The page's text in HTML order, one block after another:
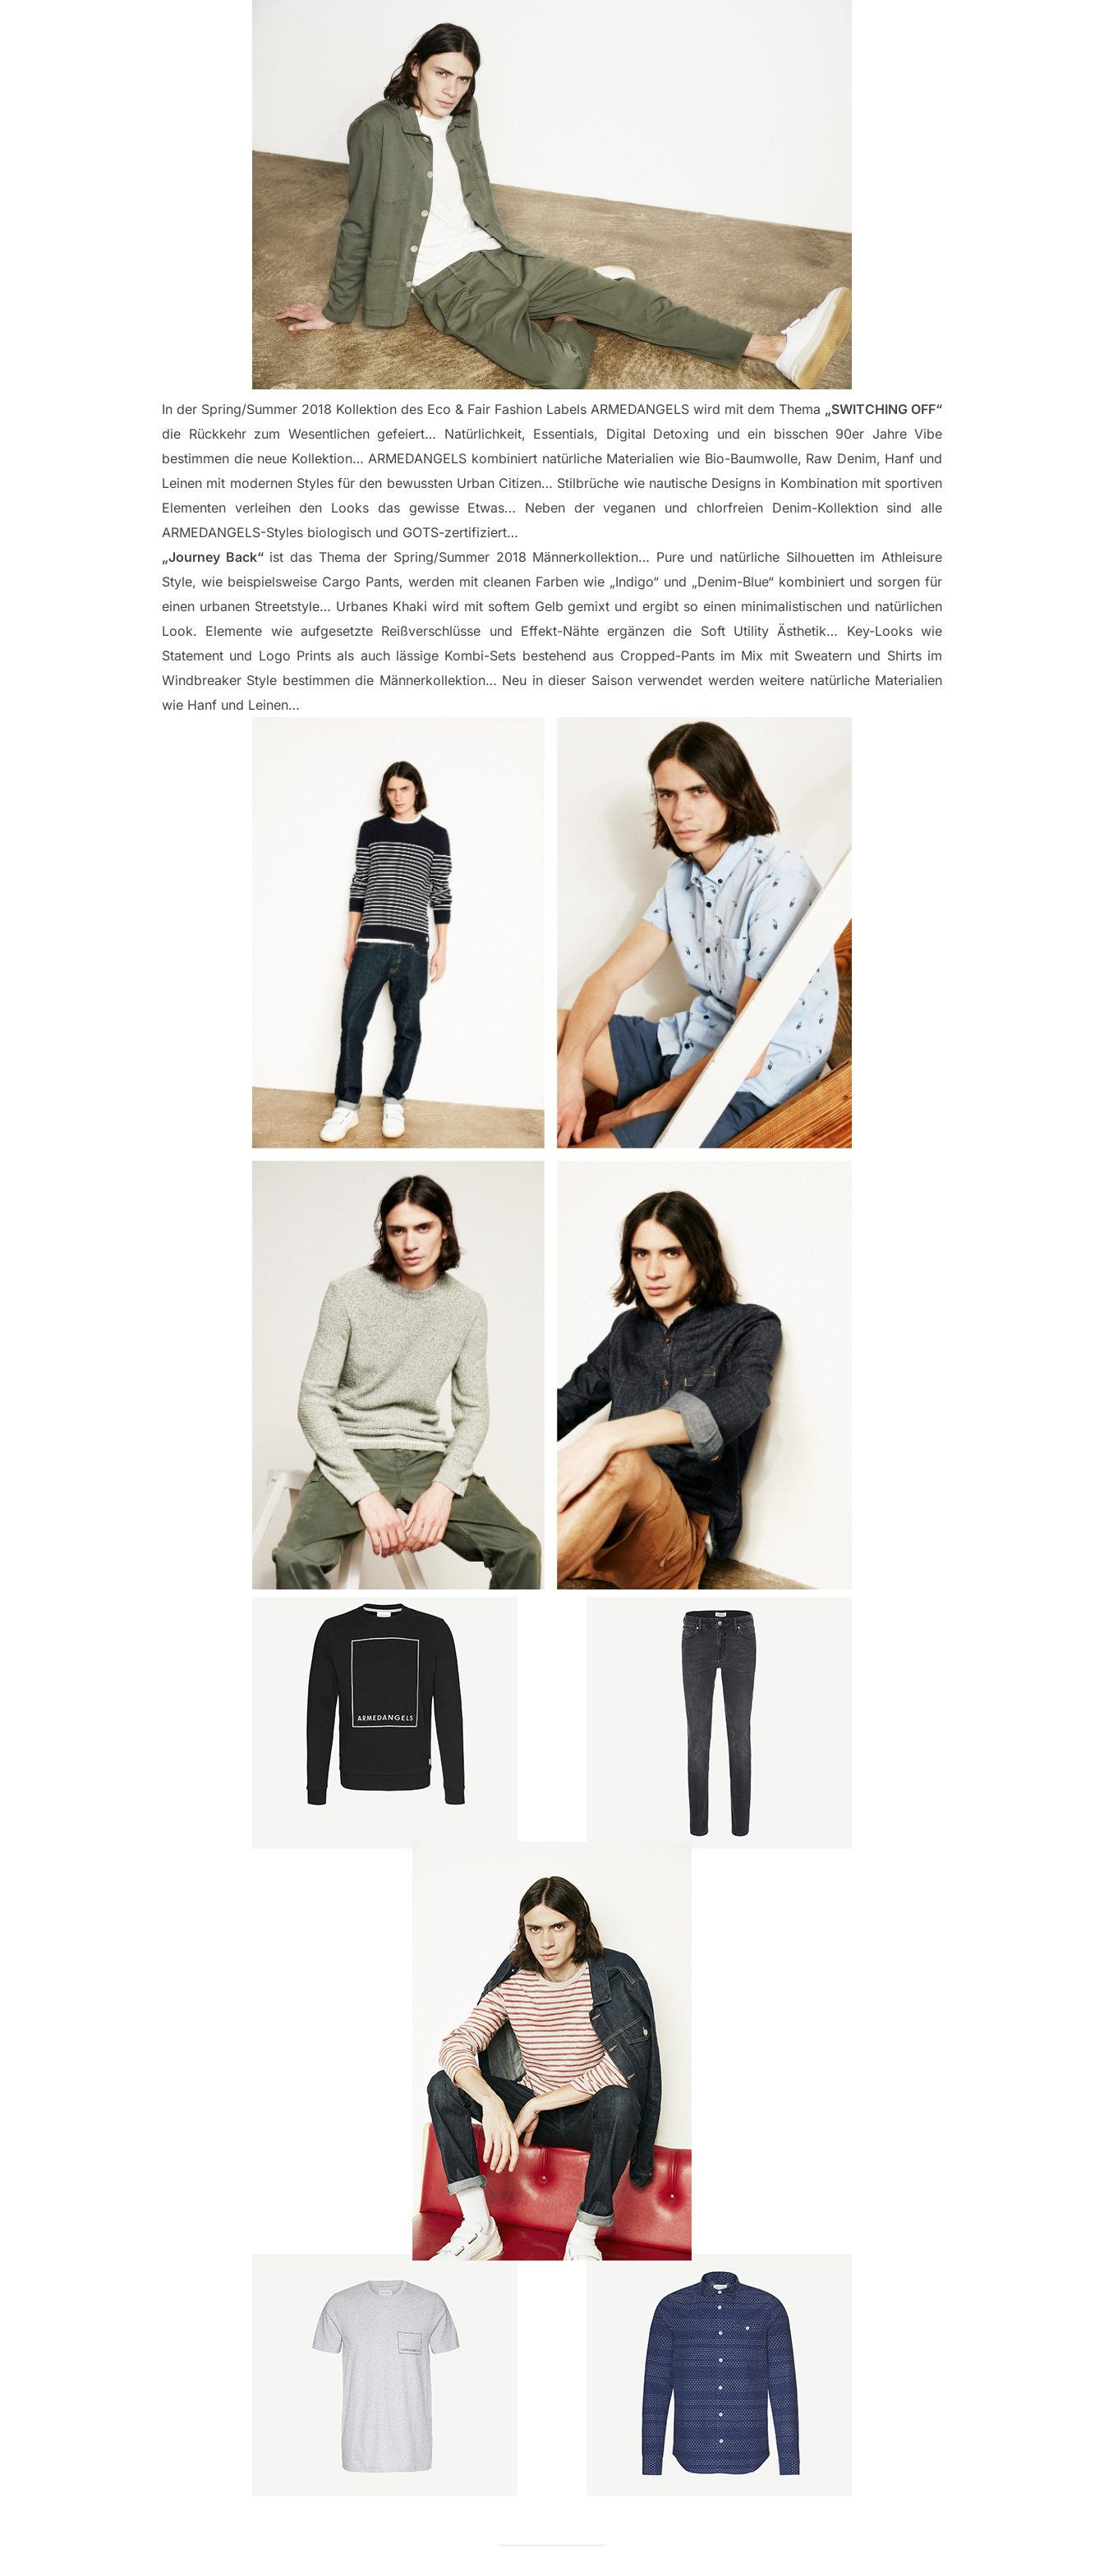
In der Spring/Summer 2018 Kollektion des Eco & Fair Fashion Labels ARMEDANGELS wird mit dem Thema „SWITCHING OFF“
die Rückkehr zum Wesentlichen gefeiert… Natürlichkeit, Essentials, Digital Detoxing und ein bisschen 90er Jahre Vibe
bestimmen die neue Kollektion… ARMEDANGELS kombiniert natürliche Materialien wie Bio-Baumwolle, Raw Denim, Hanf und
Leinen mit modernen Styles für den bewussten Urban Citizen… Stilbrüche wie nautische Designs in Kombination mit sportiven
Elementen verleihen den Looks das gewisse Etwas… Neben der veganen und chlorfreien Denim-Kollektion sind alle
ARMEDANGELS-Styles biologisch und GOTS-zertifiziert…
„Journey Back“ist das Thema der Spring/Summer 2018 Männerkollektion… Pure und natürliche Silhouetten im Athleisure
Style, wie beispielsweise Cargo Pants, werden mit cleanen Farben wie „Indigo“ und „Denim-Blue“ kombiniert und sorgen für
einen urbanen Streetstyle… Urbanes Khaki wird mit softem Gelb gemixt und ergibt so einen minimalistischen und natürlichen
Look. Elemente wie aufgesetzte Reißverschlüsse und Effekt-Nähte ergänzen die Soft Utility Ästhetik… Key-Looks wie
Statement und Logo Prints als auch lässige Kombi-Sets bestehend aus Cropped-Pants im Mix mit Sweatern und Shirts im
Windbreaker Style bestimmen die Männerkollektion… Neu in dieser Saison verwendet werden weitere natürliche Materialien
wie Hanf und Leinen…